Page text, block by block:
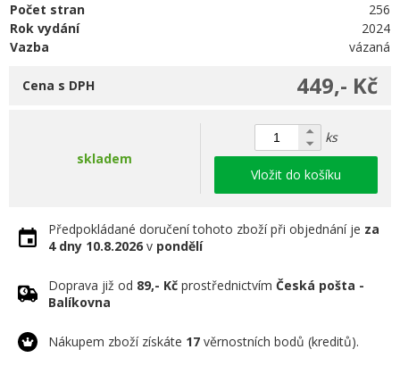
Počet stran
256
Rok vydání
2024
Vazba
vázaná
449,- Kč
Cena s DPH
skladem
ks
Vložit do košíku
Předpokládané doručení tohoto zboží při objednání je za
4 dny 10.8.2026 v pondělí
Doprava již od 89,- Kč prostřednictvím Česká pošta -
Balíkovna
Nákupem zboží získáte 17 věrnostních bodů (kreditů).